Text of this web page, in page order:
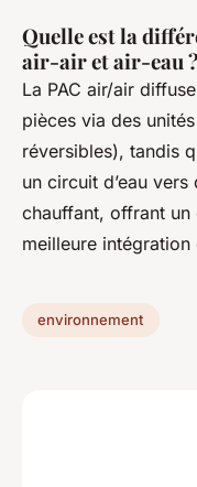
Quelle est la
air-air et air-eau ?
La PAC air/air
pièces via des
réversibles), tandis
un circuit d’eau
chauffant, offrant
meilleure intégration
environnement